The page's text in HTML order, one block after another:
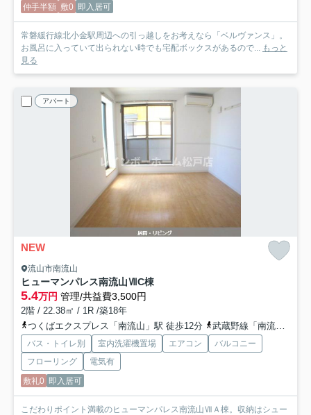
仲手半額 敷0 即入居可
常磐緩行線北小金駅周辺への引っ越しをお考えなら「ベルヴァンス」。
お風呂に入っていて出られない時でも宅配ボックスがあるので...
もっと
見る
アパート
NEW
流山市南流山
ヒューマンパレス南流山ⅦC棟
5.4万円 管理/共益費3,500円
2階 / 22.38㎡ / 1R /築18年
つくばエクスプレス「南流山」駅 徒歩12分
武蔵野線「南流山」駅 徒歩12分
バス・トイレ別 室内洗濯機置場 エアコン
バルコニー
フローリング
電気有
敷礼0 即入居可
こだわりポイント満載のヒューマンパレス南流山ⅦＡ棟。収納はシュー